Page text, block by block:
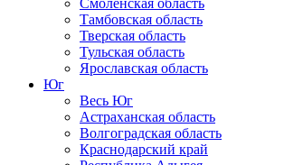
Смоленская область
Тамбовская область
Тверская область
Тульская область
Ярославская область
Юг
Весь Юг
Астраханская область
Волгоградская область
Краснодарский край